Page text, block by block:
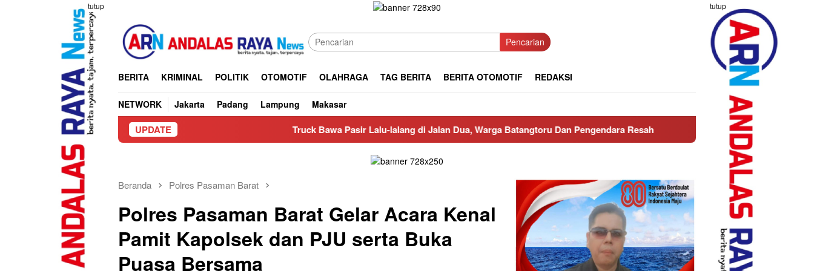
tutup tutup
Pencarian
BERITA KRIMINAL POLITIK OTOMOTIF OLAHRAGA TAG BERITA BERITA OTOMOTIF REDAKSI
NETWORK Jakarta Padang Lampung Makasar
UPDATE Truck Bawa Pasir Lalu-lalang di Jalan Dua, Warga Batangtoru Dan Pengendara Resah Ditreskrimsus Polda Sumbar Ungkap Praktik
Beranda Polres Pasaman Barat
Polres Pasaman Barat Gelar Acara Kenal
Pamit Kapolsek dan PJU serta Buka
Puasa Bersama